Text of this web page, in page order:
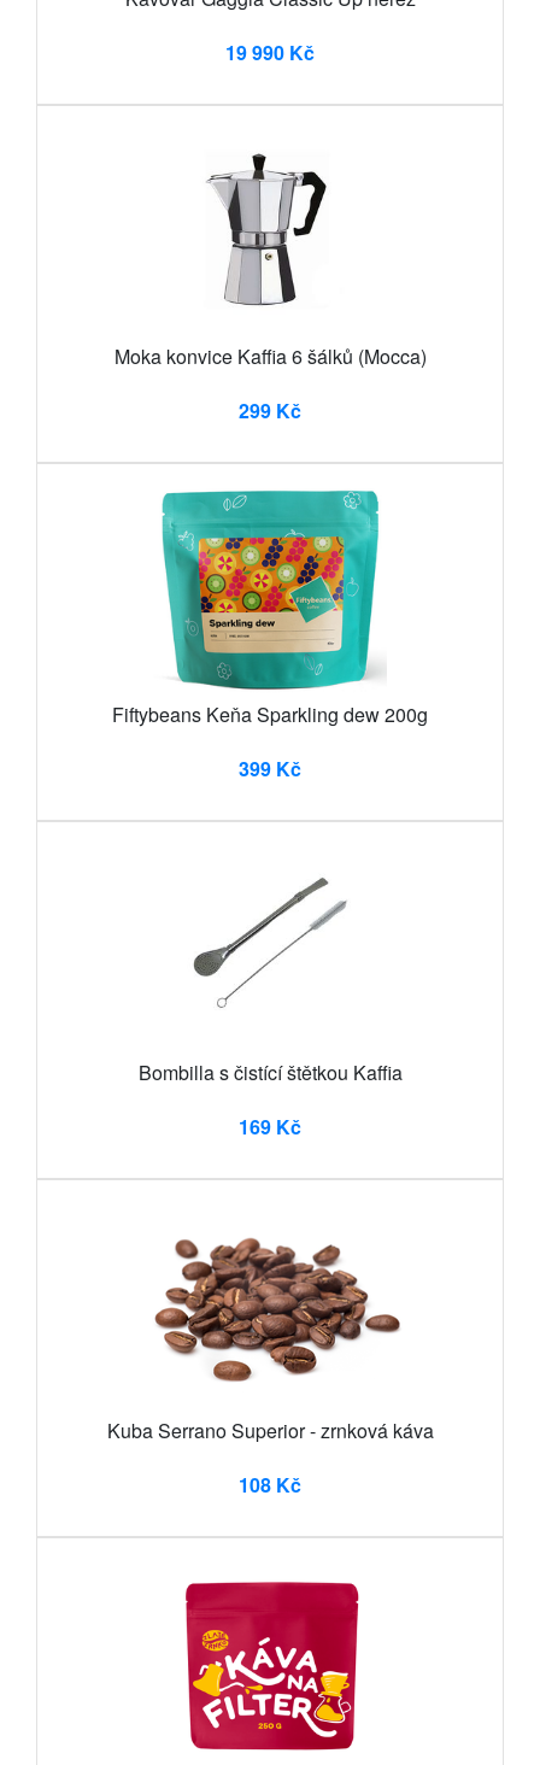
19 990 Kč
Moka konvice Kaffia 6 šálků (Mocca)
299 Kč
Fiftybeans Keňa Sparkling dew 200g
399 Kč
Bombilla s čistící štětkou Kaffia
169 Kč
Kuba Serrano Superior - zrnková káva
108 Kč